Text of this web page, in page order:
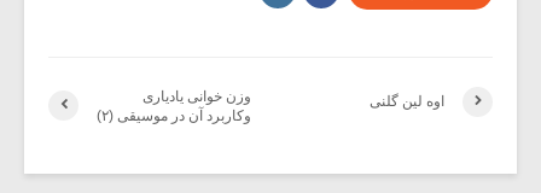
وزن خوانی یادیاری
وکاربرد آن در موسیقی (۲)
اوه لین گلنی